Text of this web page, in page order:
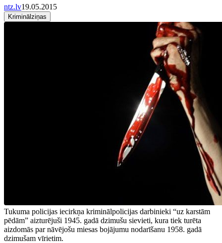
ntz.lv19.05.2015
Kriminālziņas
Tukuma policijas iecirkņa kriminālpolicijas darbinieki “uz karstām
pēdām” aizturējuši 1945. gadā dzimušu sievieti, kura tiek turēta
aizdomās par nāvējošu miesas bojājumu nodarīšanu 1958. gadā
dzimušam vīrietim.